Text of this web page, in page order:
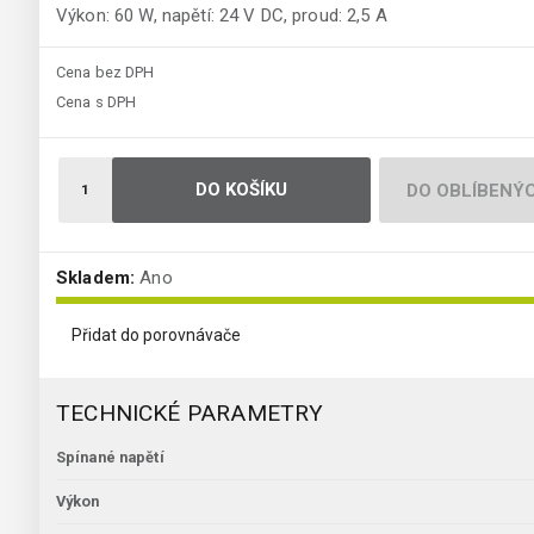
Výkon: 60 W, napětí: 24 V DC, proud: 2,5 A
Cena bez DPH
Cena s DPH
DO KOŠÍKU DO
Skladem: Ano
Přidat do porovnávače
TECHNICKÉ PARAMETRY
Spínané napětí
Výkon